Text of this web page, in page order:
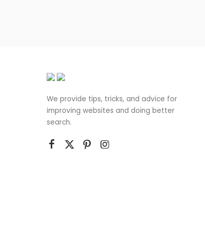
We provide tips, tricks, and advice for
improving websites and doing better
search.